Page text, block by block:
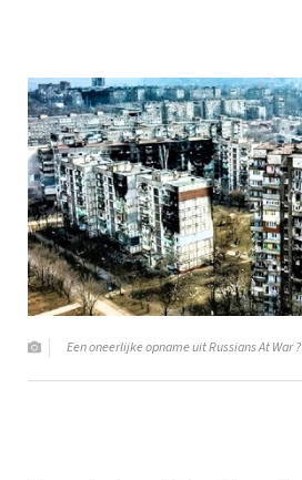
Een oneerlijke opname uit Russians At War ?